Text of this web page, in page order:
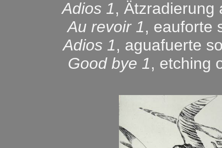
Adios 1, Ätzradierung
Au revoir 1, eauforte
Adios 1, aguafuerte
Good bye 1, etching